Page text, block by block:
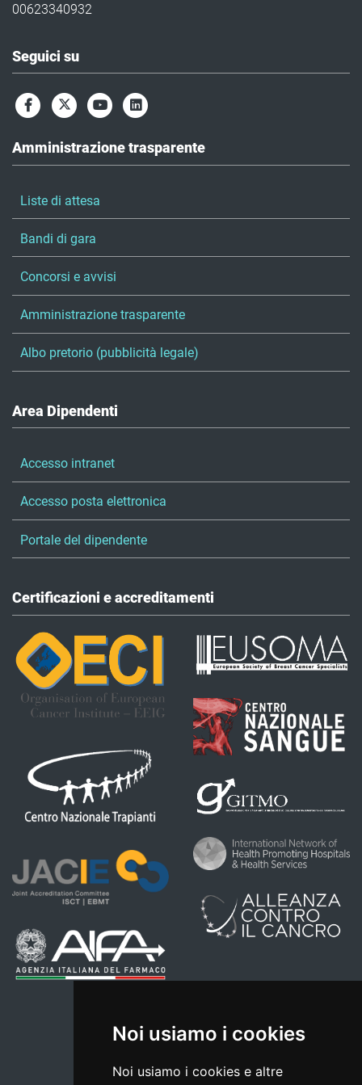
Noi usiamo i cookies
Noi usiamo i cookies e altre
00623340932
Seguici su
Amministrazione trasparente
Liste di attesa
Bandi di gara
Concorsi e avvisi
Amministrazione trasparente
Albo pretorio (pubblicità legale)
Area Dipendenti
Accesso intranet
Accesso posta elettronica
Portale del dipendente
Certificazioni e accreditamenti